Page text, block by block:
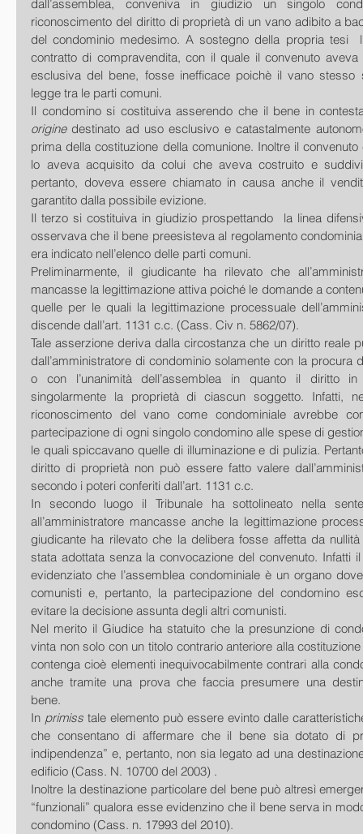
dall’assemblea, conveniva in giudizio un singolo
riconoscimento del diritto di proprietà di un vano adibito a
del condominio medesimo. A sostegno della propria tesi
contratto di compravendita, con il quale il convenuto
esclusiva del bene, fosse inefficace poichè il vano stesso
legge tra le parti comuni.
Il condomino si costituiva asserendo che il bene in
origine destinato ad uso esclusivo e catastalmente
prima della costituzione della comunione. Inoltre il
lo aveva acquisito da colui che aveva costruito e
pertanto, doveva essere chiamato in causa anche il
garantito dalla possibile evizione.
Il terzo si costituiva in giudizio prospettando  la linea
osservava che il bene preesisteva al regolamento
era indicato nell’elenco delle parti comuni.
Preliminarmente, il giudicante ha rilevato che
mancasse la legittimazione attiva poiché le domande a
quelle per le quali la legittimazione processuale
discende dall’art. 1131 c.c. (Cass. Civ n. 5862/07).
Tale asserzione deriva dalla circostanza che un diritto reale
dall’amministratore di condominio solamente con la procura
o con l’unanimità dell’assemblea in quanto il diritto in
singolarmente la proprietà di ciascun soggetto. Infatti,
riconoscimento del vano come condominiale avrebbe
partecipazione di ogni singolo condomino alle spese di
le quali spiccavano quelle di illuminazione e di pulizia.
diritto di proprietà non può essere fatto valere
secondo i poteri conferiti dall’art. 1131 c.c.
In secondo luogo il Tribunale ha sottolineato nella
all’amministratore mancasse anche la legittimazione
giudicante ha rilevato che la delibera fosse affetta da
stata adottata senza la convocazione del convenuto. Infatti
evidenziato che l’assemblea condominiale è un organo
comunisti e, pertanto, la partecipazione del condomino
evitare la decisione assunta degli altri comunisti.
Nel merito il Giudice ha statuito che la presunzione di
vinta non solo con un titolo contrario anteriore alla
contenga cioè elementi inequivocabilmente contrari alla
anche tramite una prova che faccia presumere una
bene.
In primiss tale elemento può essere evinto dalle
che consentano di affermare che il bene sia dotato di
indipendenza” e, pertanto, non sia legato ad una
edificio (Cass. N. 10700 del 2003) .
Inoltre la destinazione particolare del bene può altresì
“funzionali” qualora esse evidenzino che il bene serva in
condomino (Cass. n. 17993 del 2010).